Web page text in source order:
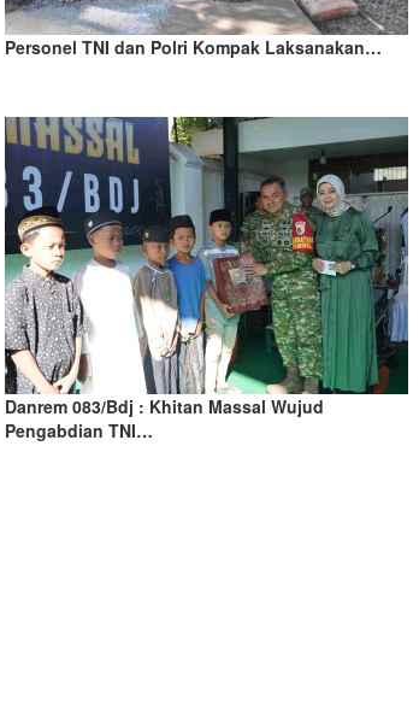
Personel TNI dan Polri Kompak Laksanakan…
Danrem 083/Bdj : Khitan Massal Wujud
Pengabdian TNI…